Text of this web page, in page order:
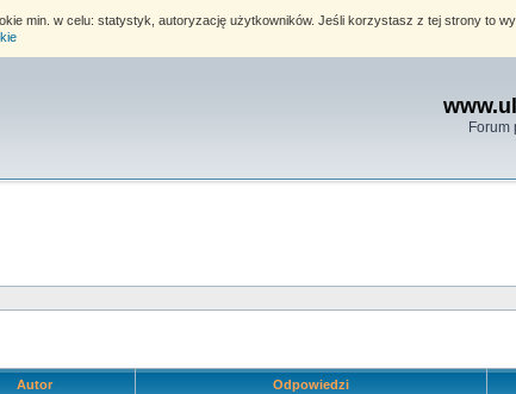
min. w celu: statystyk, autoryzację użytkowników. Jeśli korzystasz z tej strony to
Forum
Autor Odpowiedzi